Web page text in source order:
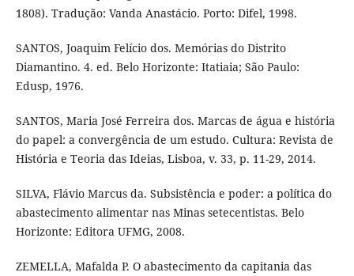
1808). Tradução: Vanda Anastácio. Porto: Difel, 1998.
SANTOS, Joaquim Felício dos. Memórias do Distrito
Diamantino. 4. ed. Belo Horizonte: Itatiaia; São Paulo:
Edusp, 1976.
SANTOS, Maria José Ferreira dos. Marcas de água e história
do papel: a convergência de um estudo. Cultura: Revista de
História e Teoria das Ideias, Lisboa, v. 33, p. 11-29, 2014.
SILVA, Flávio Marcus da. Subsistência e poder: a política do
abastecimento alimentar nas Minas setecentistas. Belo
Horizonte: Editora UFMG, 2008.
ZEMELLA, Mafalda P. O abastecimento da capitania das